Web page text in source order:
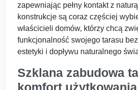
zapewniając pełny kontakt z
konstrukcje są coraz częściej
właścicieli domów, którzy chcą
funkcjonalność swojego tarasu
estetyki i dopływu naturalnego
Szklana zabudowa
komfort użytkowania